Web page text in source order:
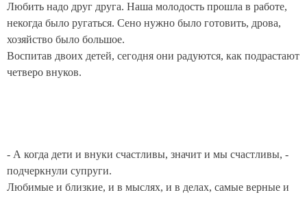
Любить надо друг друга. Наша молодость прошла в работе,
некогда было ругаться. Сено нужно было готовить, дрова,
хозяйство было большое.
Воспитав двоих детей, сегодня они радуются, как подрастают
четверо внуков.
- А когда дети и внуки счастливы, значит и мы счастливы, -
подчеркнули супруги.
Любимые и близкие, и в мыслях, и в делах, самые верные и